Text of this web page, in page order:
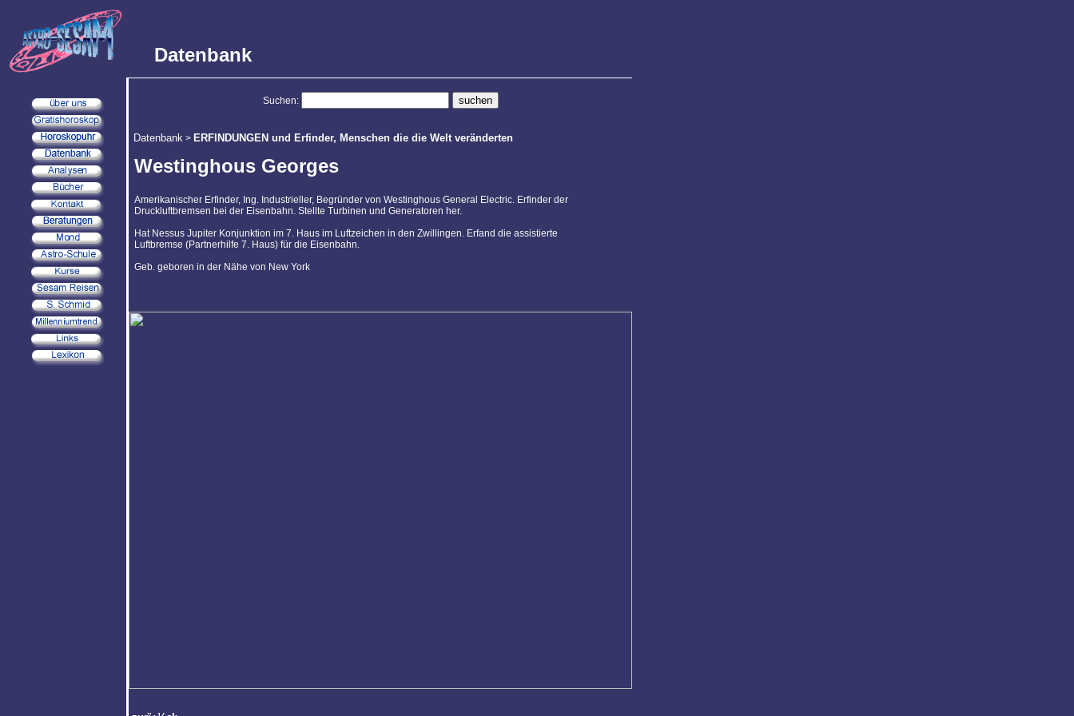
Datenbank
Suchen:
Datenbank > ERFINDUNGEN und Erfinder, Menschen die die Welt veränderten
Westinghous Georges
Amerikanischer Erfinder, Ing. Industrieller, Begründer von Westinghous General Electric. Erfinder der
Druckluftbremsen bei der Eisenbahn. Stellte Turbinen und Generatoren her.
Hat Nessus Jupiter Konjunktion im 7. Haus im Luftzeichen in den Zwillingen. Erfand die assistierte
Luftbremse (Partnerhilfe 7. Haus) für die Eisenbahn.
Geb. geboren in der Nähe von New York